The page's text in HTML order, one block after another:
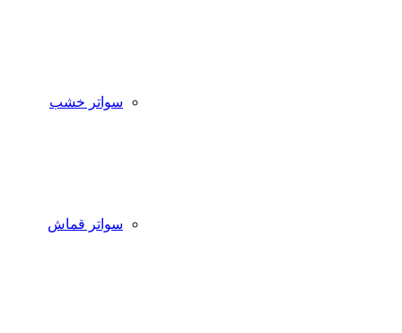
سواتر خشب
سواتر قماش